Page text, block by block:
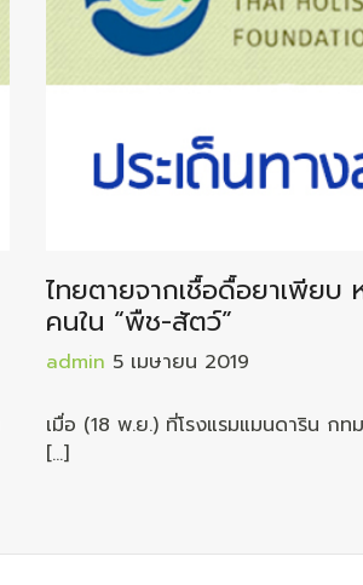
ไทยตายจากเชื้อดื้อยาเพียบ
คนใน “พืช-สัตว์”
admin 5 เมษายน 2019
เมื่อ (18 พ.ย.) ที่โรงแรมแมนดาริน ก
[…]